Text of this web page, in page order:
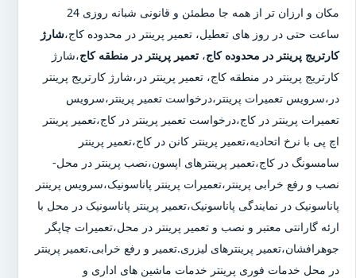
مکان و ارزان تر از همه جا مطمئن و قانونی شبانه روزی 24
ساعت حتی در روز های تعطیل، تعمیر پرینتر در محدوده کاج،شارژ
کارتریج پرینتر در محدوده کاج، تعمیر پرینتر در منطقه کاج،شارژ
کارتریج پرینتر در منطقه کاج، تعمیر پرینتر در،شارژ کارتریج پرینتر
در،سرویس تعمیرات پرینتر،درخواست تعمیر پرینتر،سرویس
تعمیرات پرینتر در کاج،درخواست تعمیر پرینتر در کاج،تعمیر پرینتر
اچ پی با نرخ اتحادیه،تعمیر پرینتر کانن در کاج،تعمیر پرینتر
سامسونگ در کاج،تعمیر پرینترهای اپسون،نصب پرینتر در محل-
نصب و رفع خرابی پرینتر،تعمیرات پرینتر پاناسونیک،سرویس پرینتر
پاناسونیک در نمایندگی پاناسونیک،تعمیر پرینتر پاناسونیک در محل با
ارئه گارانتی معتبر و نصب و تعمیر پرینتر در محل،تعمیرات چاپگر
جوهرافشان،تعمیر پرینترهای لیزری.تعمیر و رفع خرابی.تعمیر پرینتر
در محل خدمات فوری پرینتر خدمات ماشین های اداری و